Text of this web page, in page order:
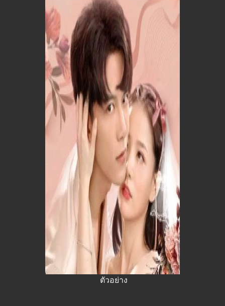
ตัวอย่าง